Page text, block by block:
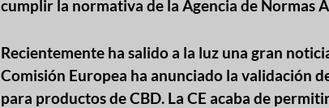
cumplir la normativa de la Agencia de Normas
Recientemente ha salido a la luz una gran
Comisión Europea ha anunciado la validación
para productos de CBD. La CE acaba de